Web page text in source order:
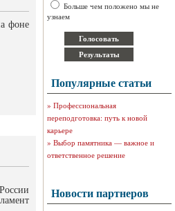
фоне
Больше чем положено мы не
узнаем
Популярные статьи
» Профессиональная
переподготовка: путь к новой
карьере
» Выбор памятника — важное и
ответственное решение
Новости партнеров